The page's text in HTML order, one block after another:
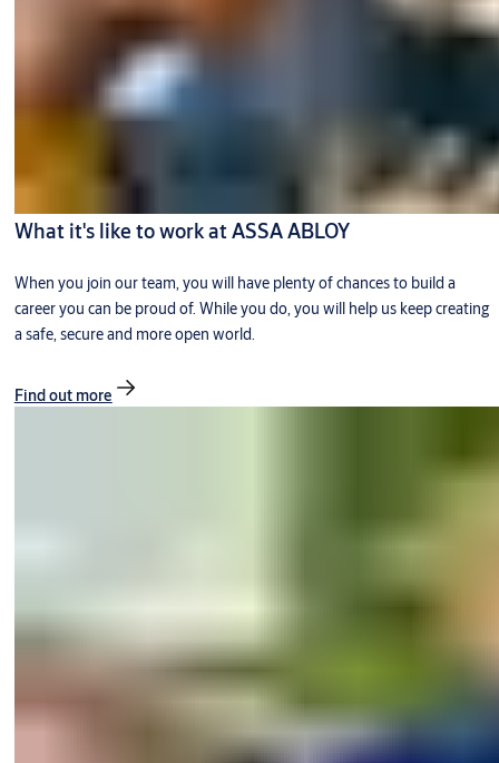
What it's like to work at ASSA ABLOY
When you join our team, you will have plenty of chances to build a
career you can be proud of. While you do, you will help us keep creating
a safe, secure and more open world.
Find out more